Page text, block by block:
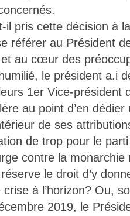
pris cette décision à
référer au Président
au cœur des
le président a.i
1er Vice-président
au point d’en
de ses
de trop pour le
contre la
le droit d’y
à l’horizon? Ou,
2019, le